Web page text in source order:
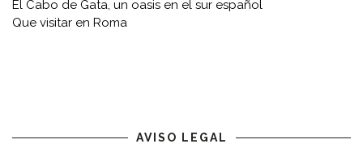
El Cabo de Gata, un oasis en el sur español
Que visitar en Roma
AVISO LEGAL